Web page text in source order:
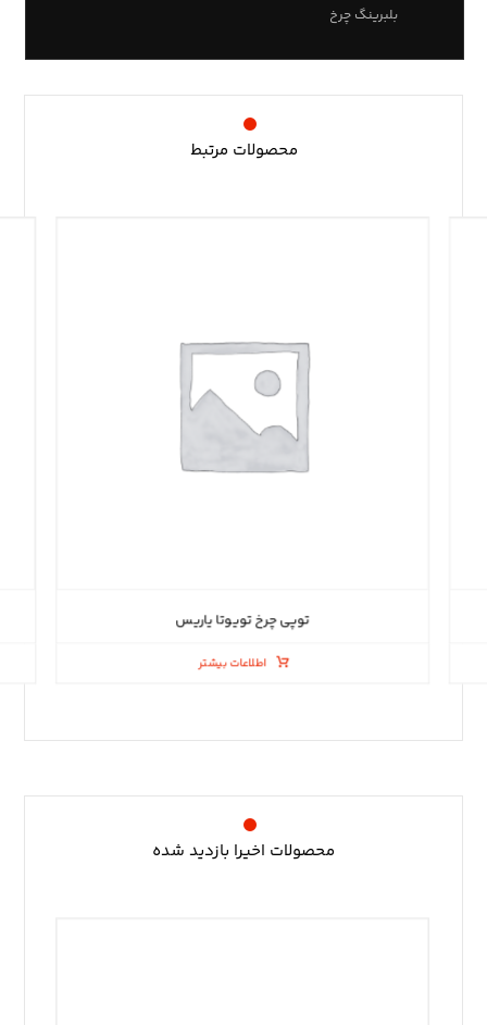
بلبرینگ چرخ
محصولات مرتبط
توپی چرخ تویوتا یاریس
اطلاعات بیشتر
محصولات اخیرا بازدید شده